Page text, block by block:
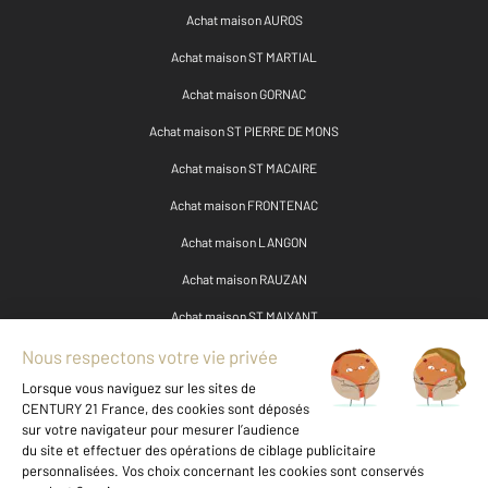
Achat maison AUROS
Achat maison ST MARTIAL
Achat maison GORNAC
Achat maison ST PIERRE DE MONS
Achat maison ST MACAIRE
Achat maison FRONTENAC
Achat maison LANGON
Achat maison RAUZAN
Achat maison ST MAIXANT
Achat maison BAZAS
Achat maison STE CROIX DU MONT
Achat maison PREIGNAC
Achat maison STE TERRE